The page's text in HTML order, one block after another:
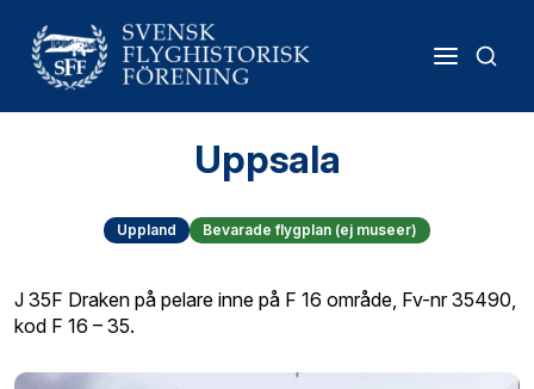
Uppsala
Uppland Bevarade flygplan (ej museer)
J 35F Draken på pelare inne på F 16 område, Fv-nr 35490,
kod F 16 – 35.